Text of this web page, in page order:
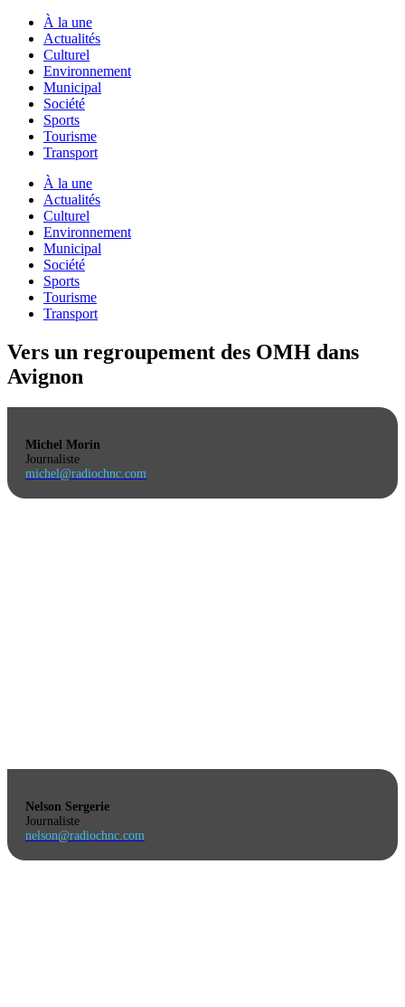
À la une
Actualités
Culturel
Environnement
Municipal
Société
Sports
Tourisme
Transport
À la une
Actualités
Culturel
Environnement
Municipal
Société
Sports
Tourisme
Transport
Vers un regroupement des OMH dans
Avignon
Michel Morin
Journaliste
michel@radiochnc.com
Nelson Sergerie
Journaliste
nelson@radiochnc.com